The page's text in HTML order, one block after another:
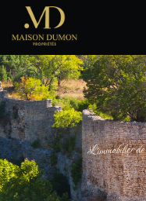
L'immobilierde